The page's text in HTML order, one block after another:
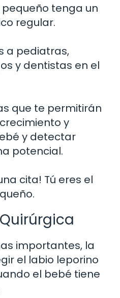
pequeño tenga un
regular.
a pediatras,
y dentistas en el
que te permitirán
y
y detectar
potencial.
cita! Tú eres el
importantes, la
el labio leporino
el bebé tiene